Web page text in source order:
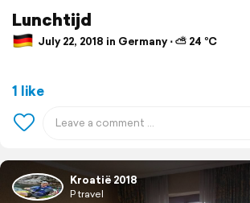
Lunchtijd
July 22, 2018 in Germany ⋅ ⛅ 24 °C
1 like
Kroatië 2018
P travel